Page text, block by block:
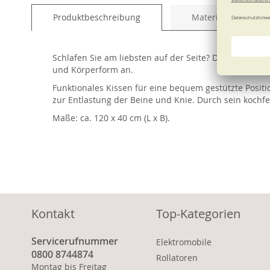
Produktbeschreibung Material und Pflege
Schlafen Sie am liebsten auf der Seite? Dann betten
und Körperform an.
Funktionales Kissen für eine bequem gestützte
zur Entlastung der Beine und Knie. Durch sein
Maße: ca. 120 x 40 cm (L x B).
Kontakt
Servicerufnummer
0800 8744874
Montag bis Freitag
Top-Kategorien
Elektromobile
Rollatoren